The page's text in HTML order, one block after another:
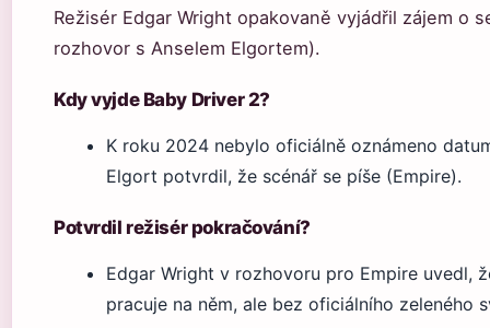
Režisér Edgar Wright opakovaně vyjádřil zájem o
rozhovor s Anselem Elgortem).
Kdy vyjde Baby Driver 2?
K roku 2024 nebylo oficiálně oznámeno
Elgort potvrdil, že scénář se píše (Empire).
Potvrdil režisér pokračování?
Edgar Wright v rozhovoru pro Empire uvedl,
pracuje na něm, ale bez oficiálního zeleného